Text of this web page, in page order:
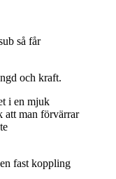
så får
och kraft.
i en mjuk
att man förvärrar
fast koppling